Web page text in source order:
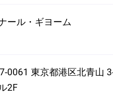
リー
ール・ギヨーム
0061 東京都港区北青山
2F